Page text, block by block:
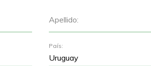
Apellido:
País: